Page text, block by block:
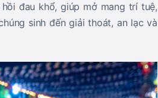
đau khổ, giúp mở mang trí tuệ,
sinh đến giải thoát, an lạc và